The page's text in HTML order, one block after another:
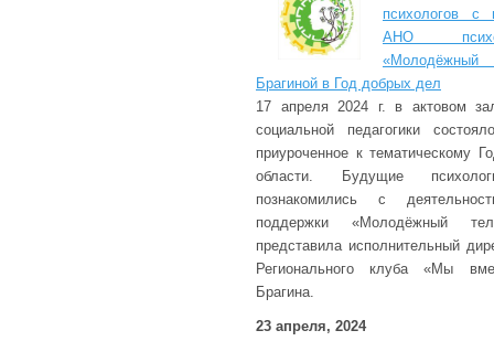
психологов с
АНО
Брагиной в Год добрых дел
17 апреля 2024 г. в актовом
социальной педагогики
приуроченное к тематическому
области. Будущие
познакомились с
поддержки «Молодёжный
представила исполнительный
Регионального клуба «Мы
Брагина.
23 апреля, 2024